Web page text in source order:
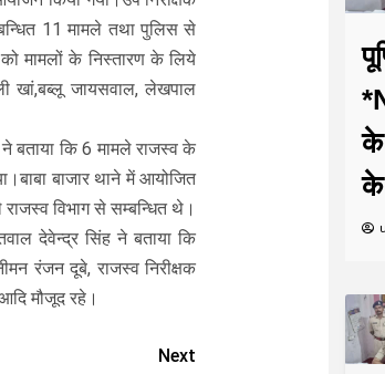
11 मामले तथा पुलिस से
मामलों के निस्तारण के लिये
खां,बब्लू जायसवाल, लेखपाल
बताया कि 6 मामले राजस्व के
बाजार थाने में आयोजित
विभाग से सम्बन्धित थे।
देवेन्द्र सिंह ने बताया कि
रंजन दूबे, राजस्व निरीक्षक
मौजूद रहे।
Next
के
के